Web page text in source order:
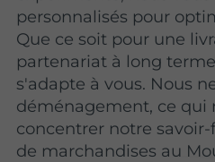
personnalisés pour
Que ce soit pour une
partenariat à long
s'adapte à vous. Nous
déménagement, ce qui
concentrer notre
de marchandises au